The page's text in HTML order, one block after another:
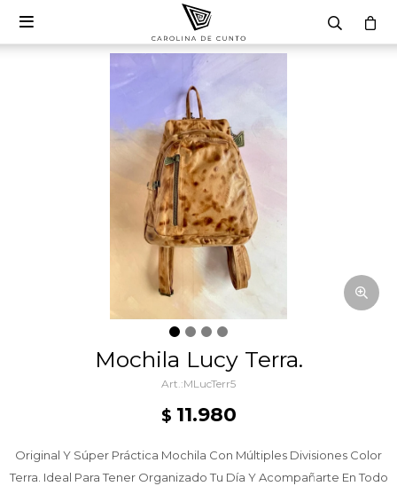

Mochila Lucy Terra.
MLucTerr5
$ 11.980
Original Y Súper Práctica Mochila Con Múltiples Divisiones Color
Terra. Ideal Para Tener Organizado Tu Día Y Acompañarte En Todo